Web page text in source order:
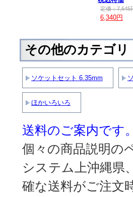
定価：7,645
6,340円
その他のカテゴリ
ソケットセット 6.35mm
ほかいろいろ
送料のご案内です
個々の商品説明の
システム上沖縄県
確な送料がご注文